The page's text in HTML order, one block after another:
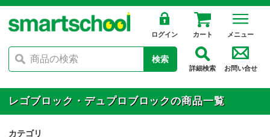
ログイン カート メニュー
検索
詳細検索 お問い合せ
レゴブロック・デュプロブロックの商品一覧
カテゴリ